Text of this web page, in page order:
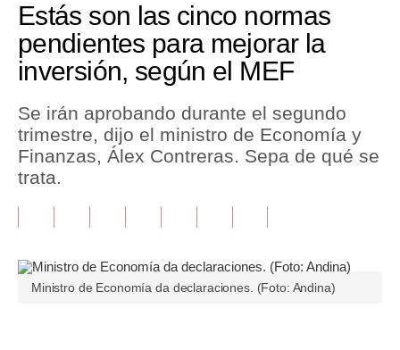
Economía
Mercados
Política
Tu Dinero
Finanzas Personales
Plus G
Estás son las cinco normas
pendientes para mejorar la
inversión, según el MEF
Se irán aprobando durante el segundo
trimestre, dijo el ministro de Economía y
Finanzas, Álex Contreras. Sepa de qué se
trata.
Ministro de Economía da declaraciones. (Foto: Andina)